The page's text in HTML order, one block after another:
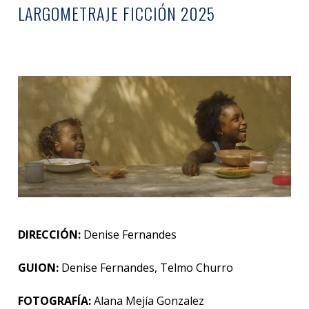
LARGOMETRAJE FICCIÓN 2025
DIRECCIÓN: Denise Fernandes
GUION: Denise Fernandes, Telmo Churro
FOTOGRAFÍA:Alana Mejía Gonzalez